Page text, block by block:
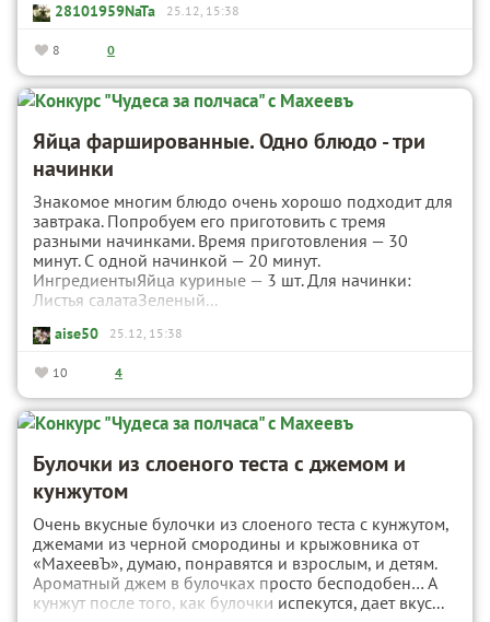
28101959NaTa 25.12, 15:38
8 0
Яйца фаршированные. Одно блюдо - три
начинки
Знакомое многим блюдо очень хорошо подходит для
завтрака. Попробуем его приготовить с тремя
разными начинками. Время приготовления — 30
минут. С одной начинкой — 20 минут.
ИнгредиентыЯйца куриные — 3 шт. Для начинки:
Листья салатаЗеленый...
aise50 25.12, 15:38
10 4
Булочки из слоеного теста с джемом и
кунжутом
Очень вкусные булочки из слоеного теста с кунжутом,
джемами из черной смородины и крыжовника от
«МахеевЪ», думаю, понравятся и взрослым, и детям.
Ароматный джем в булочках просто бесподобен… А
кунжут после того, как булочки испекутся, дает вкус...